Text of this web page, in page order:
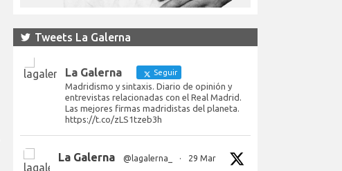
Tweets La Galerna
La Galerna Seguir
Madridismo y sintaxis. Diario de opinión y
entrevistas relacionadas con el Real Madrid.
Las mejores firmas madridistas del planeta.
https://t.co/zLS1tzeb3h
La Galerna @lagalerna_ · 29 Mar